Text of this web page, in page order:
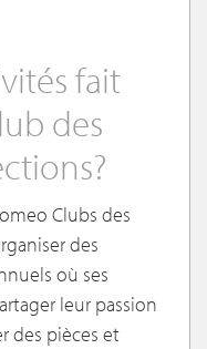
fait
des
Clubs des
des
où ses
leur passion
des pièces et